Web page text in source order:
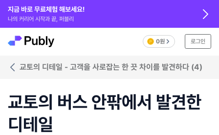
지금 바로 무료체험 해보세요!
나의 커리어 시작과 끝, 퍼블리
0원 로그인
교토의 디테일 - 고객을 사로잡는 한 끗 차이를 발견하다 (4)
교토의 버스 안팎에서 발견한
디테일